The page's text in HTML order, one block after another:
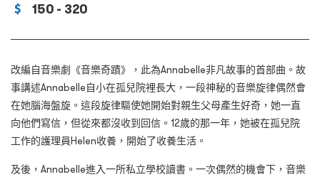
150 - 320
改編自音樂劇《音樂奇蹟》，此為Annabelle非凡故事的首部曲。故
事講述Annabelle自小在孤兒院裡長大，一段神秘的音樂旋律偶然會
在她腦海盤旋。這段旋律驅使她開始對親生父母產生好奇，她一直
向他們寫信，但從來都沒收到回信。12歲的那一年，她被在孤兒院
工作的護理員Helen收養，開始了收養生活。
及後，Annabelle進入一所私立學校讀書。一次偶然的機會下，音樂